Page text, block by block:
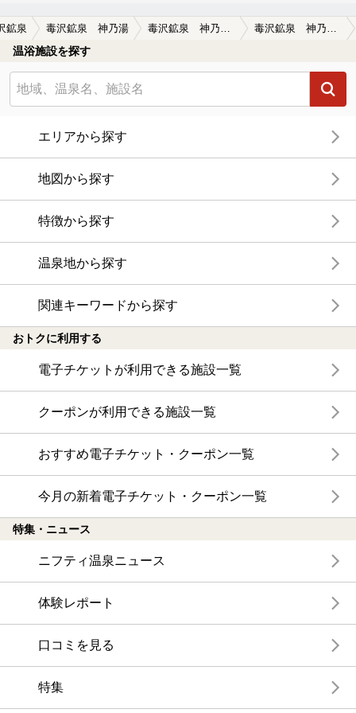
鉱泉 毒沢鉱泉 神乃湯
温浴施設を探す
エリアから探す
地図から探す
特徴から探す
温泉地から探す
関連キーワードから探す
おトクに利用する
電子チケットが利用できる施設一覧
クーポンが利用できる施設一覧
おすすめ電子チケット・クーポン一覧
今月の新着電子チケット・クーポン一覧
特集・ニュース
ニフティ温泉ニュース
体験レポート
口コミを見る
特集